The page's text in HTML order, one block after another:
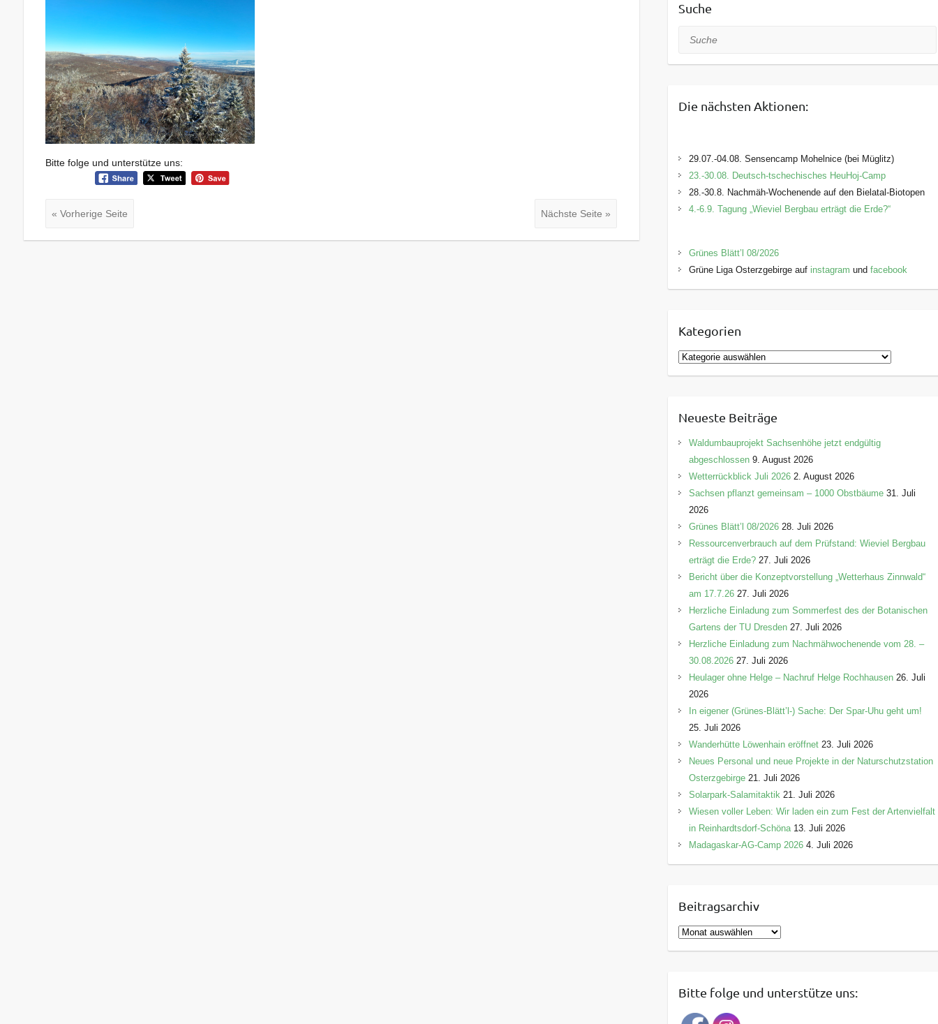
Bitte folge und unterstütze uns:
« Vorherige Seite Nächste Seite »
Suche
Suche
Die nächsten Aktionen:
29.07.-04.08. Sensencamp Mohelnice (bei Müglitz)
23.-30.08. Deutsch-tschechisches HeuHoj-Camp
28.-30.8. Nachmäh-Wochenende auf den Bielatal-Biotopen
4.-6.9. Tagung „Wieviel Bergbau erträgt die Erde?“
Grünes Blätt’l 08/2026
Grüne Liga Osterzgebirge auf instagram und facebook
Kategorien
K
a
g
o
i
e
Neueste Beiträge
Waldumbauprojekt Sachsenhöhe jetzt endgültig
abgeschlossen 9. August 2026
Wetterrückblick Juli 2026 2. August 2026
Sachsen pflanzt gemeinsam – 1000 Obstbäume 31. Juli
2026
Grünes Blätt’l 08/2026 28. Juli 2026
Ressourcenverbrauch auf dem Prüfstand: Wieviel Bergbau
erträgt die Erde? 27. Juli 2026
Bericht über die Konzeptvorstellung „Wetterhaus Zinnwald“
am 17.7.26 27. Juli 2026
Herzliche Einladung zum Sommerfest des der Botanischen
Gartens der TU Dresden 27. Juli 2026
Herzliche Einladung zum Nachmähwochenende vom 28. –
30.08.2026 27. Juli 2026
Heulager ohne Helge – Nachruf Helge Rochhausen 26. Juli
2026
In eigener (Grünes-Blätt’l-) Sache: Der Spar-Uhu geht um!
25. Juli 2026
Wanderhütte Löwenhain eröffnet 23. Juli 2026
Neues Personal und neue Projekte in der Naturschutzstation
Osterzgebirge 21. Juli 2026
Solarpark-Salamitaktik 21. Juli 2026
Wiesen voller Leben: Wir laden ein zum Fest der Artenvielfalt
in Reinhardtsdorf-Schöna 13. Juli 2026
Madagaskar-AG-Camp 2026 4. Juli 2026
Beitragsarchiv
B
e
rBitte folge und unterstütze uns: